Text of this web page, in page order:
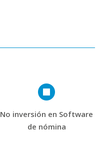
No inversión en Software
de nómina